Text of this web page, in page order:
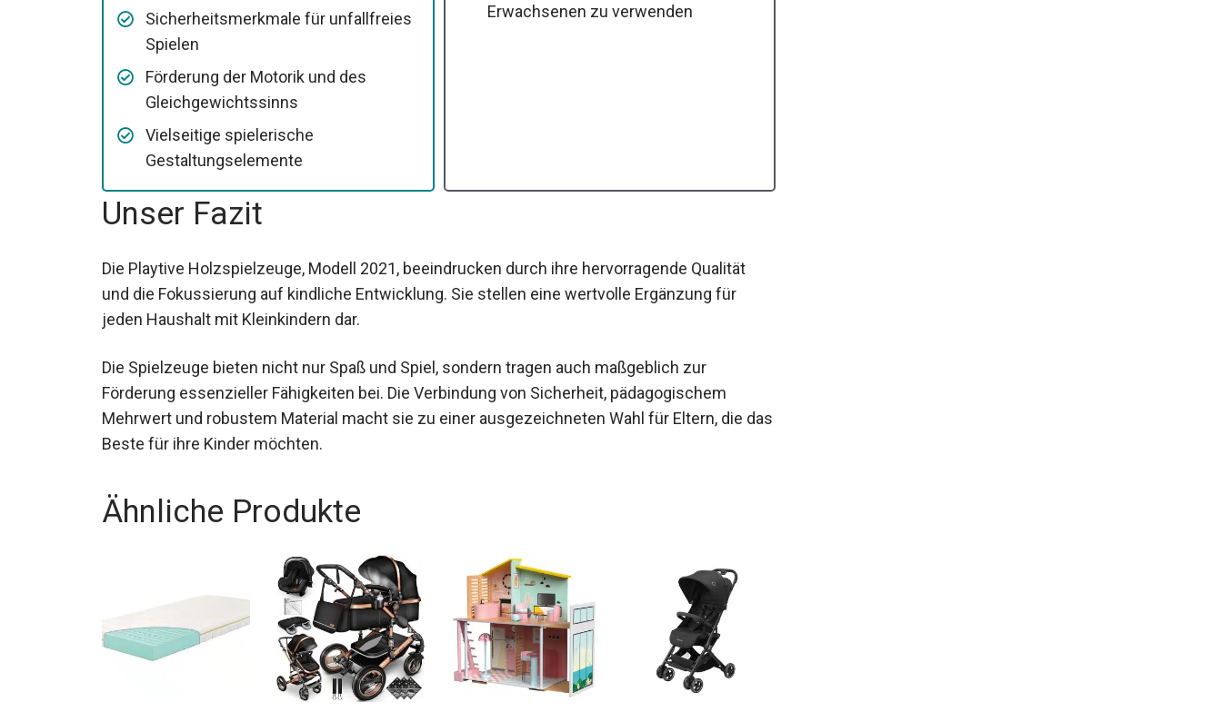
Sicherheitsmerkmale für unfallfreies
Spielen
Förderung der Motorik und des
Gleichgewichtssinns
Vielseitige spielerische
Gestaltungselemente
Erwachsenen zu verwenden
Unser Fazit
Die Playtive Holzspielzeuge, Modell 2021, beeindrucken durch ihre hervorragende Qualität
und die Fokussierung auf kindliche Entwicklung. Sie stellen eine wertvolle Ergänzung für
jeden Haushalt mit Kleinkindern dar.
Die Spielzeuge bieten nicht nur Spaß und Spiel, sondern tragen auch maßgeblich zur
Förderung essenzieller Fähigkeiten bei. Die Verbindung von Sicherheit, pädagogischem
Mehrwert und robustem Material macht sie zu einer ausgezeichneten Wahl für Eltern, die das
Beste für ihre Kinder möchten.
Ähnliche Produkte